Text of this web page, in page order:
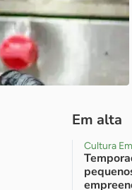
Em alta
Cultura